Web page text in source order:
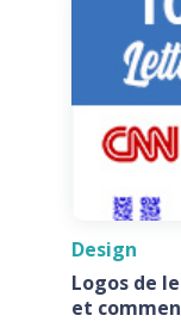
Design
Logos de
et